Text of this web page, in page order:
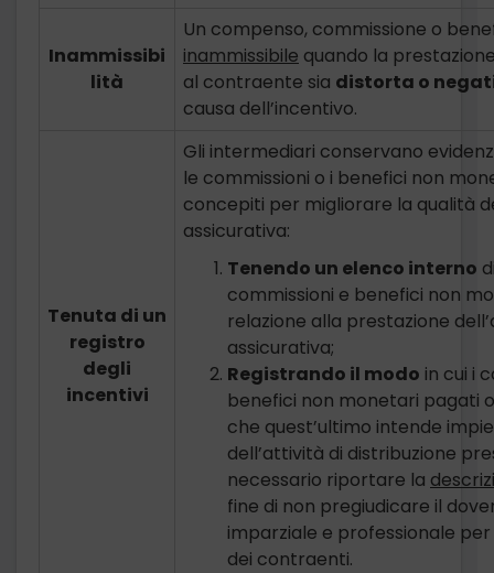
Inammissibi
lità
Un compenso, commissione o
inammissibile quando la
al contraente sia distorta o
causa dell’incentivo.
Tenuta di un
registro
degli
incentivi
Gli intermediari conservano
le commissioni o i benefici non
concepiti per migliorare la qualità
assicurativa:
Tenendo un elenco interno
commissioni e benefici non
relazione alla prestazione
assicurativa;
Registrando il modo in cui i
benefici non monetari pagati
che quest’ultimo intende
dell’attività di distribuzione
necessario riportare la
fine di non pregiudicare il
imparziale e professionale
dei contraenti.